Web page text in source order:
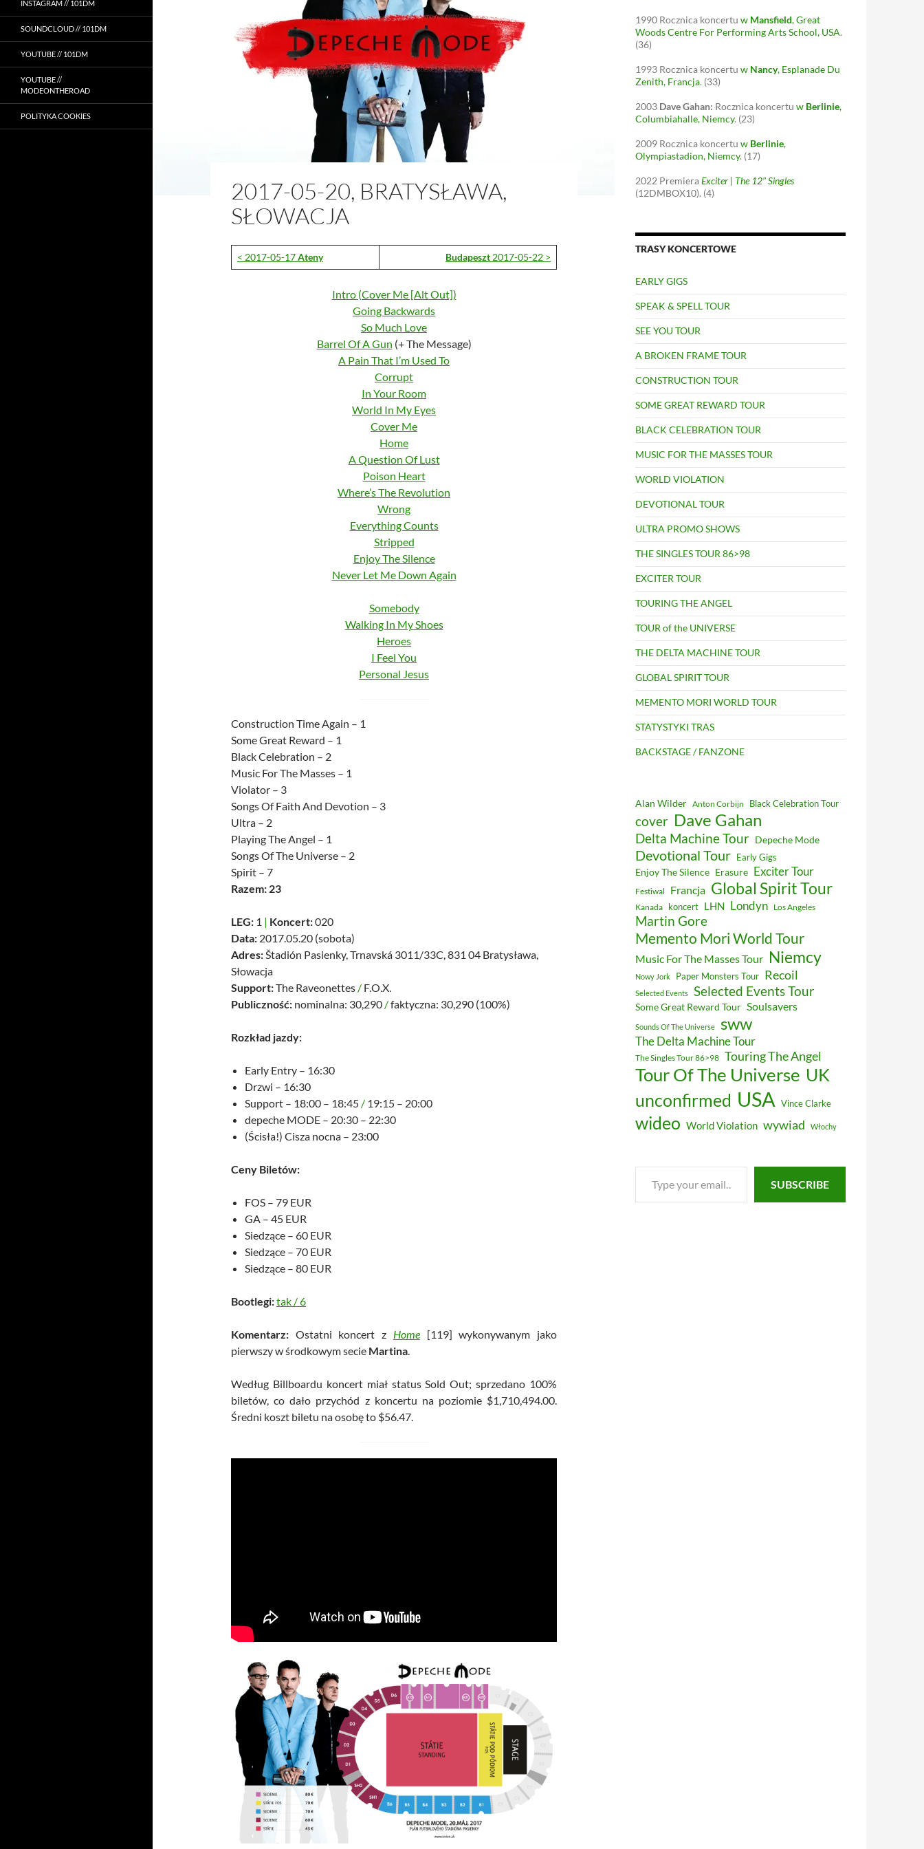
2017-05-20, BRATYSŁAWA,
SŁOWACJA
< 2017-05-17Ateny Budapeszt 2017-05-22 >
Intro (Cover Me [Alt Out])
Going Backwards
So Much Love
Barrel Of A Gun (+ The Message)
A Pain That I’m Used To
Corrupt
In Your Room
World In My Eyes
Cover Me
Home
A Question Of Lust
Poison Heart
Where’s The Revolution
Wrong
Everything Counts
Stripped
Enjoy The Silence
Never Let Me Down Again
Somebody
Walking In My Shoes
Heroes
I Feel You
Personal Jesus
Construction Time Again – 1
Some Great Reward – 1
Black Celebration – 2
Music For The Masses – 1
Violator – 3
Songs Of Faith And Devotion – 3
Ultra – 2
Playing The Angel – 1
Songs Of The Universe – 2
Spirit – 7
Razem: 23
LEG: 1 | Koncert:020
Data: 2017.05.20 (sobota)
Adres:Štadión Pasienky, Trnavská 3011/33C, 831 04 Bratysława,
Słowacja
Support:The Raveonettes / F.O.X.
Publiczność: nominalna: 30,290 /faktyczna: 30,290 (100%)
Rozkład jazdy:
Early Entry – 16:30
Drzwi – 16:30
Support – 18:00 – 18:45 / 19:15 – 20:00
depeche MODE – 20:30 – 22:30
(Ścisła!) Cisza nocna – 23:00
Ceny Biletów:
FOS – 79 EUR
GA – 45 EUR
Siedzące – 60 EUR
Siedzące – 70 EUR
Siedzące – 80 EUR
Bootlegi:tak /6
Komentarz: Ostatni koncert z Home[119] wykonywanym jako
pierwszy w środkowym secie Martina.
Według Billboardu koncert miał status Sold Out; sprzedano 100%
biletów, co dało przychód z koncertu na poziomie $1,710,494.00.
Średni koszt biletu na osobę to $56.47.
1990 Rocznica koncertu w Mansfield, Great
Woods Centre For Performing Arts School, USA.
(36)
1993 Rocznica koncertu w Nancy, Esplanade Du
Zenith, Francja. (33)
2003 Dave Gahan: Rocznica koncertu w Berlinie,
Columbiahalle, Niemcy. (23)
2009 Rocznica koncertu w Berlinie,
Olympiastadion, Niemcy. (17)
2022 PremieraExciter | The 12" Singles
(12DMBOX10). (4)
TRASY KONCERTOWE
EARLY GIGS
SPEAK & SPELL TOUR
SEE YOU TOUR
A BROKEN FRAME TOUR
CONSTRUCTION TOUR
SOME GREAT REWARD TOUR
BLACK CELEBRATION TOUR
MUSIC FOR THE MASSES TOUR
WORLD VIOLATION
DEVOTIONAL TOUR
ULTRA PROMO SHOWS
THE SINGLES TOUR 86>98
EXCITER TOUR
TOURING THE ANGEL
TOUR of the UNIVERSE
THE DELTA MACHINE TOUR
GLOBAL SPIRIT TOUR
MEMENTO MORI WORLD TOUR
STATYSTYKI TRAS
BACKSTAGE / FANZONE
Alan Wilder Anton Corbijn Black Celebration Tour
cover Dave Gahan
Delta Machine Tour Depeche Mode
Devotional Tour Early Gigs
Enjoy The Silence Erasure Exciter Tour
Festiwal Francja Global Spirit Tour
Kanada koncert LHN Londyn Los Angeles
Martin Gore
Memento Mori World Tour
Music For The Masses Tour Niemcy
Nowy Jork Paper Monsters Tour Recoil
Selected Events Selected Events Tour
Some Great Reward Tour Soulsavers
Sounds Of The Universe sww
The Delta Machine Tour
The Singles Tour 86>98 Touring The Angel
Tour Of The Universe UK
unconfirmed USA Vince Clarke
wideo World Violation wywiad Włochy
your
SUBSCRIBE
INSTAGRAM // 101DM
SOUNDCLOUD // 101DM
YOUTUBE // 101DM
YOUTUBE //
MODEONTHEROAD
POLITYKA COOKIES